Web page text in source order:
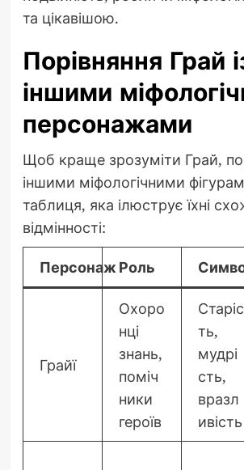
та цікавішою.
Порівняння Грай
іншими
персонажами
Щоб краще зрозуміти Грай,
іншими міфологічними
таблиця, яка ілюструє їхні
відмінності:
Персонаж Роль
Грайї
Охоро
нці
знань,
поміч
ники
героїв
Старіс
ть,
мудрі
сть,
вразл
ивість